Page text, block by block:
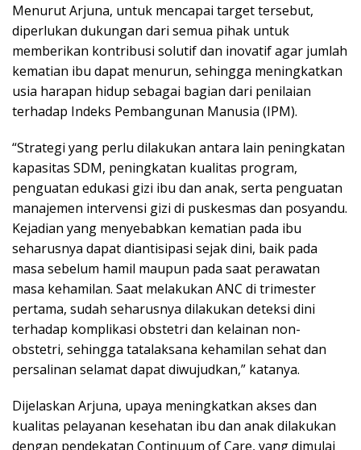
Menurut Arjuna, untuk mencapai target tersebut,
diperlukan dukungan dari semua pihak untuk
memberikan kontribusi solutif dan inovatif agar jumlah
kematian ibu dapat menurun, sehingga meningkatkan
usia harapan hidup sebagai bagian dari penilaian
terhadap Indeks Pembangunan Manusia (IPM).
“Strategi yang perlu dilakukan antara lain peningkatan
kapasitas SDM, peningkatan kualitas program,
penguatan edukasi gizi ibu dan anak, serta penguatan
manajemen intervensi gizi di puskesmas dan posyandu.
Kejadian yang menyebabkan kematian pada ibu
seharusnya dapat diantisipasi sejak dini, baik pada
masa sebelum hamil maupun pada saat perawatan
masa kehamilan. Saat melakukan ANC di trimester
pertama, sudah seharusnya dilakukan deteksi dini
terhadap komplikasi obstetri dan kelainan non-
obstetri, sehingga tatalaksana kehamilan sehat dan
persalinan selamat dapat diwujudkan,” katanya.
Dijelaskan Arjuna, upaya meningkatkan akses dan
kualitas pelayanan kesehatan ibu dan anak dilakukan
dengan pendekatan Continuum of Care, yang dimulai